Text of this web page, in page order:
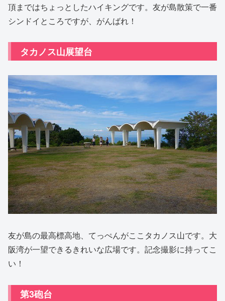
頂まではちょっとしたハイキングです。友が島散策で一番
シンドイところですが、がんばれ！
タカノス山展望台
友が島の最高標高地、てっぺんがここタカノス山です。大
阪湾が一望できるきれいな広場です。記念撮影に持ってこ
い！
第3砲台